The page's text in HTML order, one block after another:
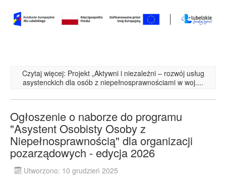
Czytaj więcej: Projekt „Aktywni i niezależni – rozwój usług
asystenckich dla osób z niepełnosprawnościami w woj....
Ogłoszenie o naborze do programu
"Asystent Osobisty Osoby z
Niepełnosprawnością" dla organizacji
pozarządowych - edycja 2026
Utworzono: 10 grudzień 2025